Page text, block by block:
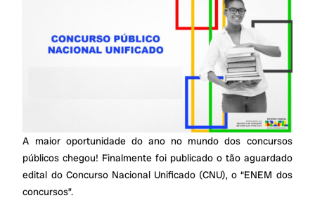
A maior oportunidade do ano no mundo dos concursos
públicos chegou! Finalmente foi publicado o tão aguardado
edital do Concurso Nacional Unificado (CNU), o “ENEM dos
concursos”.